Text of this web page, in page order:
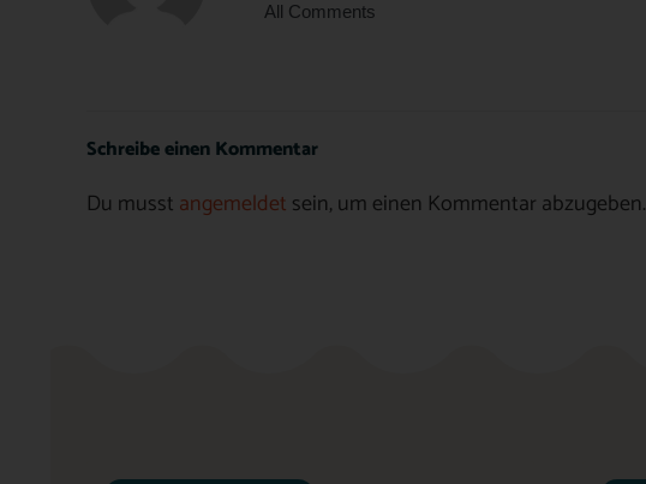
All Comments
Schreibe einen Kommentar
Du musst angemeldet sein, um einen Kommentar abzugeben.